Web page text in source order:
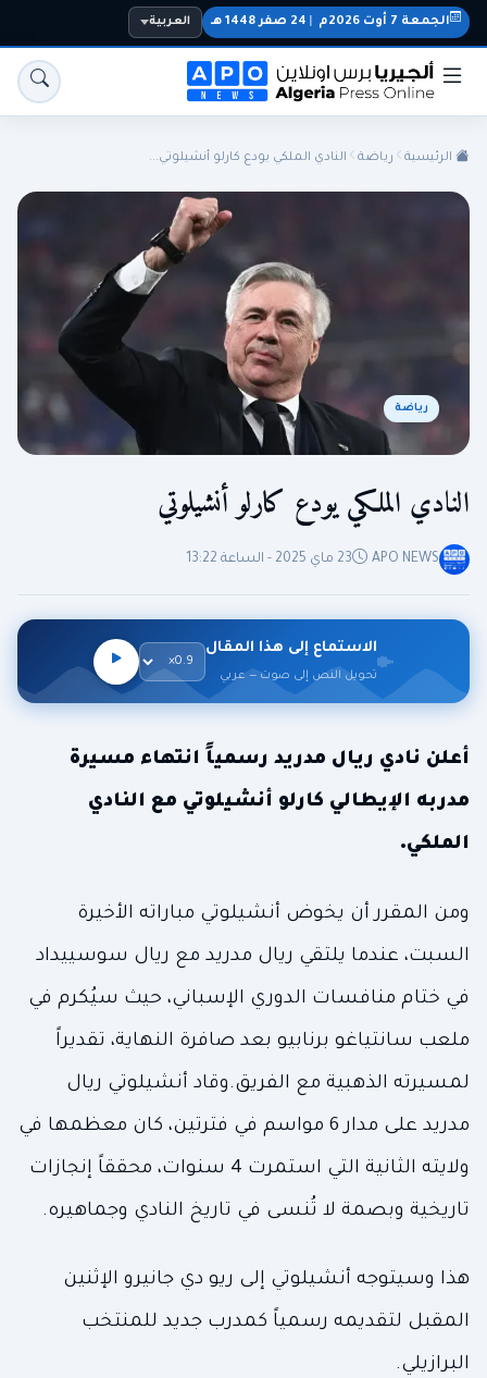
المنتخب الوطني
اقتصاد
الجمعة 7 أوت 2026م 24 صفر 1448 هـ العربية
الرئيسية رياضة النادي الملكي يودع كارلو أنشيلوتي...
رياضة
النادي الملكي يودع كارلو أنشيلوتي
APO NEWS 23 ماي 2025 - الساعة 13:22
الاستماع إلى هذا المقال
تحويل النص إلى صوت — عربي
أعلن نادي ريال مدريد رسمياً انتهاء مسيرة
مدربه الإيطالي كارلو أنشيلوتي مع النادي
الملكي.
ومن المقرر أن يخوض أنشيلوتي مباراته الأخيرة
السبت، عندما يلتقي ريال مدريد مع ريال سوسييداد
في ختام منافسات الدوري الإسباني، حيث سيُكرم في
ملعب سانتياغو برنابيو بعد صافرة النهاية، تقديراً
لمسيرته الذهبية مع الفريق.وقاد أنشيلوتي ريال
مدريد على مدار 6 مواسم في فترتين، كان معظمها في
ولايته الثانية التي استمرت 4 سنوات، محققاً إنجازات
تاريخية وبصمة لا تُنسى في تاريخ النادي وجماهيره.
هذا وسيتوجه أنشيلوتي إلى ريو دي جانيرو الإثنين
المقبل لتقديمه رسمياً كمدرب جديد للمنتخب
البرازيلي.